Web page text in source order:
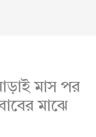
মাস পর
মাঝে